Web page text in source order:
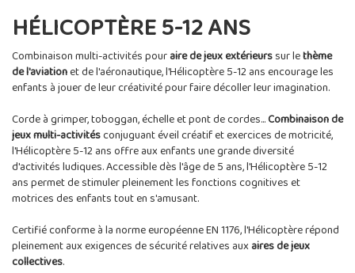
HÉLICOPTÈRE 5-12 ANS
Combinaison multi-activités pouraire de jeux extérieurssur lethème
de l'aviationet de l'aéronautique, l'Hélicoptère 5-12 ans encourage les
enfants à jouer de leur créativité pour faire décoller leur imagination.
Corde à grimper, toboggan, échelle et pont de cordes...Combinaison de
jeux multi-activitésconjuguant éveil créatif et exercices de motricité,
l'Hélicoptère 5-12 ans offre aux enfants une grande diversité
d'activités ludiques. Accessible dès l'âge de 5 ans, l'Hélicoptère 5-12
ans permet de stimuler pleinement les fonctions cognitives et
motrices des enfants tout en s'amusant.
Certifié conforme à la norme européenne EN 1176, l'Hélicoptère répond
pleinement aux exigences de sécurité relatives aux aires de jeux
collectives.